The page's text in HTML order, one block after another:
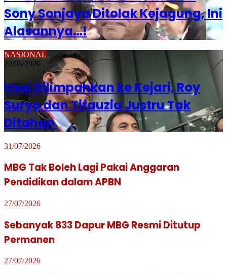
Sony Sonjaya Ditolak Kejagung, Ini
Alasannya…!
NASIONAL
22/06/2026
Usai Dilimpahkan ke Kejari, Roy
Suryo dan Tifauzia Justru Tak
Ditahan
31/07/2026
MBG Tak Boleh Lagi Pakai Anggaran
Pendidikan dalam APBN
27/07/2026
Sebanyak 833 Dapur MBG Resmi Ditutup
Permanen
27/07/2026